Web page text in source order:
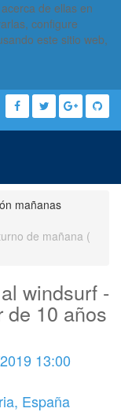
de ellas en
configure
este sitio web,
mañanas
de mañana (
windsurf -
de 10 años
13:00
, España